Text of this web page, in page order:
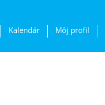
Kalendár Môj profil